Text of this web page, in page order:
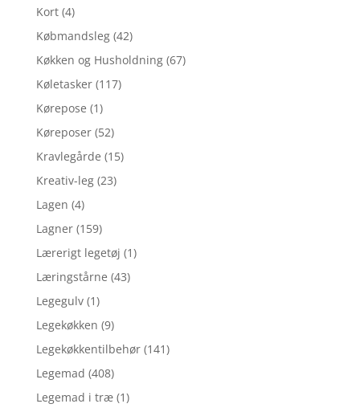
Kort (4)
Købmandsleg (42)
Køkken og Husholdning (67)
Køletasker (117)
Kørepose (1)
Køreposer (52)
Kravlegårde (15)
Kreativ-leg (23)
Lagen (4)
Lagner (159)
Lærerigt legetøj (1)
Læringstårne (43)
Legegulv (1)
Legekøkken (9)
Legekøkkentilbehør (141)
Legemad (408)
Legemad i træ (1)